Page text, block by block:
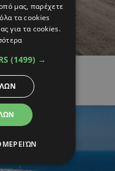
Αλαμινό,
μας, παρέχετε
τα cookies
για τα cookies.
(1499) →